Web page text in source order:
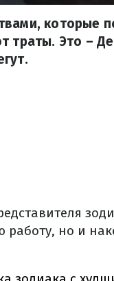
которые
траты. Это –
но и